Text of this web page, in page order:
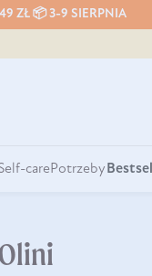
ZŁ 📦 3-9 SIERPNIA
carePotrzeby